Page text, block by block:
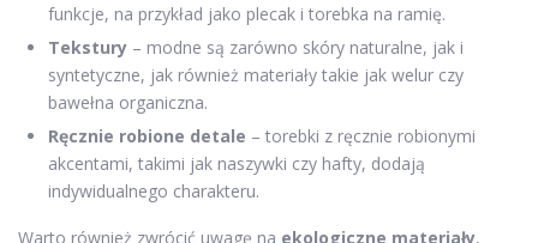
funkcje, na przykład jako plecak i torebka na ramię.
Tekstury – modne są zarówno skóry naturalne, jak i
syntetyczne, jak również materiały takie jak welur czy
bawełna organiczna.
Ręcznie robione detale – torebki z ręcznie robionymi
akcentami, takimi jak naszywki czy hafty, dodają
indywidualnego charakteru.
Warto również zwrócić uwagę na ekologiczne materiały,